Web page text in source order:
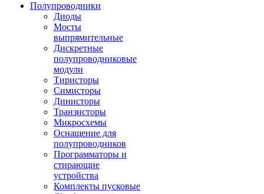
Полупроводники
Диоды
Мосты
выпрямительные
Дискретные
полупроводниковые
модули
Тиристоры
Симисторы
Динисторы
Транзисторы
Микросхемы
Оснащение для
полупроводников
Программаторы и
стирающие
устройства
Комплекты пусковые